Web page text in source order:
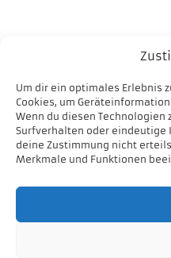
Um dir ein optimales Erlebnis
Cookies, um
Wenn du diesen
Surfverhalten oder eindeutige
deine Zustimmung nicht
Merkmale und Funktionen